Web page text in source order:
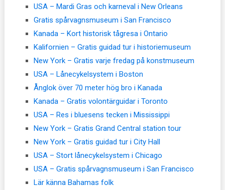
USA – Mardi Gras och karneval i New Orleans
Gratis spårvagnsmuseum i San Francisco
Kanada – Kort historisk tågresa i Ontario
Kalifornien – Gratis guidad tur i historiemuseum
New York – Gratis varje fredag på konstmuseum
USA – Lånecykelsystem i Boston
Ånglok över 70 meter hög bro i Kanada
Kanada – Gratis volontärguidar i Toronto
USA – Res i bluesens tecken i Mississippi
New York – Gratis Grand Central station tour
New York – Gratis guidad tur i City Hall
USA – Stort lånecykelsystem i Chicago
USA – Gratis spårvagnsmuseum i San Francisco
Lär känna Bahamas folk